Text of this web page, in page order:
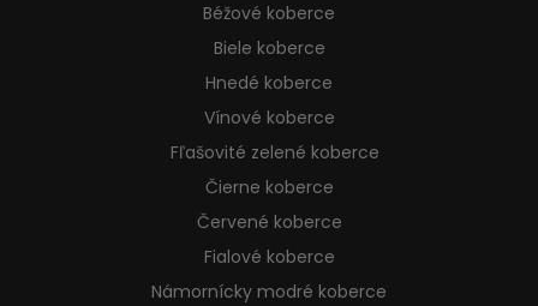
Béžové koberce
Biele koberce
Hnedé koberce
Vínové koberce
Fľašovité zelené koberce
Čierne koberce
Červené koberce
Fialové koberce
Námornícky modré koberce